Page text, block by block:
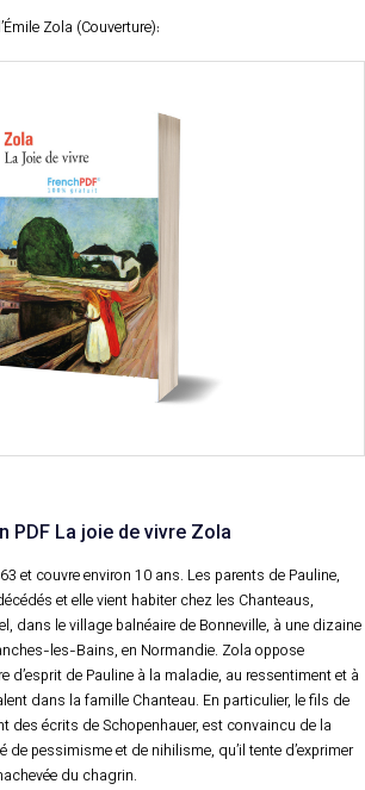
Zola (Couverture):
PDF La joie de vivre Zola
et couvre environ 10 ans. Les parents de Pauline,
et elle vient habiter chez les Chanteaus,
dans le village balnéaire de Bonneville, à une dizaine
les-Bains, en Normandie. Zola oppose
d’esprit de Pauline à la maladie, au ressentiment et à
dans la famille Chanteau. En particulier, le fils de
des écrits de Schopenhauer, est convaincu de la
de pessimisme et de nihilisme, qu’il tente d’exprimer
du chagrin.